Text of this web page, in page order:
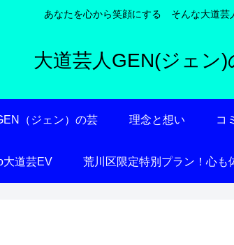
あなたを心から笑顔にする そんな大道芸
大道芸人GEN(ジェン
（ジェン）の芸 理念と想い コ
大道芸EV 荒川区限定特別プラン！心も